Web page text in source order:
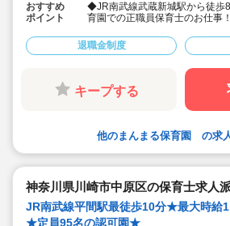
おすすめ
ポイント
◆JR南武線武蔵新城駅から徒歩
育園での正職員保育士のお仕事！
◆賞与は年2回支給☆計2.5~4ヶ
初年度賞与は1.5か月分
退職金制度
キープする
他のまんまる保育園 の求
神奈川県川崎市中原区の保育士求人
JR南武線平間駅最徒歩10分★最大時給
★定員95名の認可園★